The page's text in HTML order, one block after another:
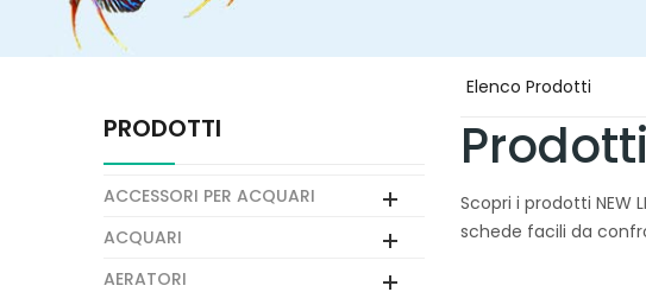
Elenco Prodotti
Scopri i prodotti NEW
schede facili da
PRODOTTI
ACCESSORI PER ACQUARI
ACQUARI
AERATORI